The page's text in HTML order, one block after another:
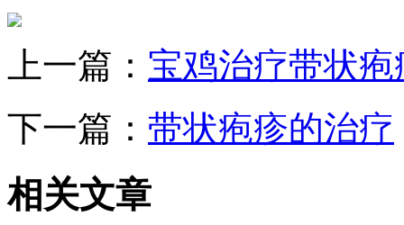
上一篇： 宝鸡治疗带状
下一篇： 带状疱疹的治疗
相关文章